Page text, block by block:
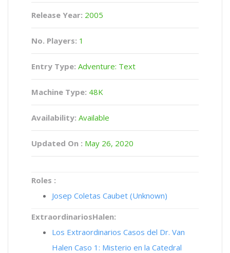
Release Year: 2005
No. Players: 1
Entry Type: Adventure: Text
Machine Type: 48K
Availability: Available
Updated On : May 26, 2020
Roles :
Josep Coletas Caubet (Unknown)
ExtraordinariosHalen:
Los Extraordinarios Casos del Dr. Van
Halen Caso 1: Misterio en la Catedral